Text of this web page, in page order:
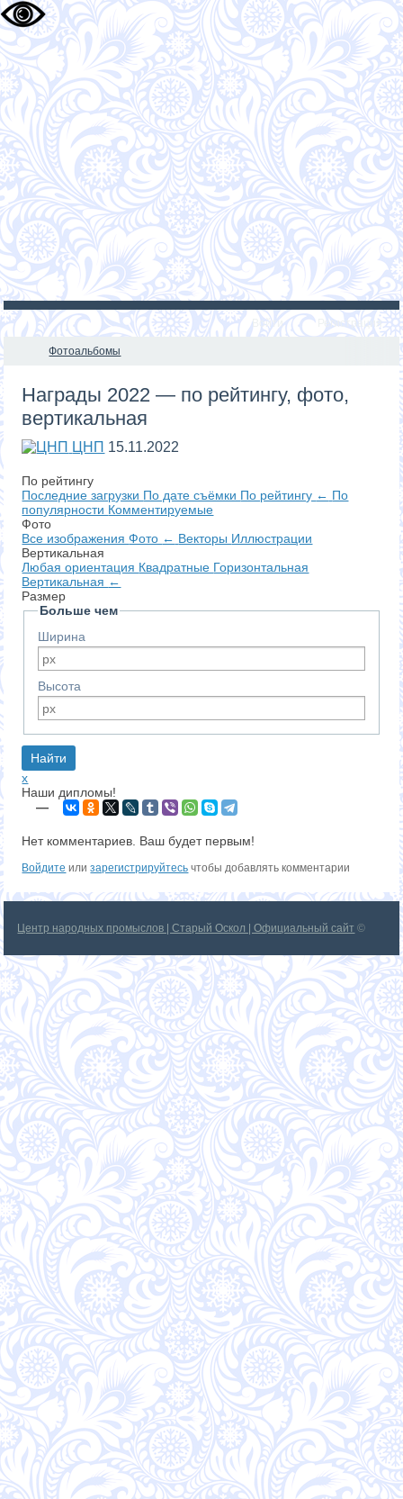
Войти Регистрация
Фотоальбомы
Награды 2022 — по рейтингу, фото,
вертикальная
ЦНП 15.11.2022
По рейтингу
Последние загрузки По дате съёмки По рейтингу ← По
популярности Комментируемые
Фото
Все изображенияФото ← Векторы Иллюстрации
Вертикальная
Любая ориентация Квадратные Горизонтальная
Вертикальная ←
Размер
Больше чем
Ширина
Высота
x
Наши дипломы!
—
Нет комментариев. Ваш будет первым!
Войдите илизарегистрируйтесь чтобы добавлять комментарии
Центр народных промыслов | Старый Оскол | Официальный сайт ©
2026